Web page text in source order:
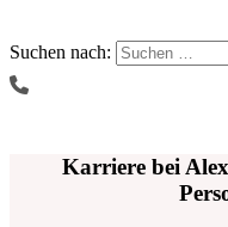
Suchen nach:
Karriere bei